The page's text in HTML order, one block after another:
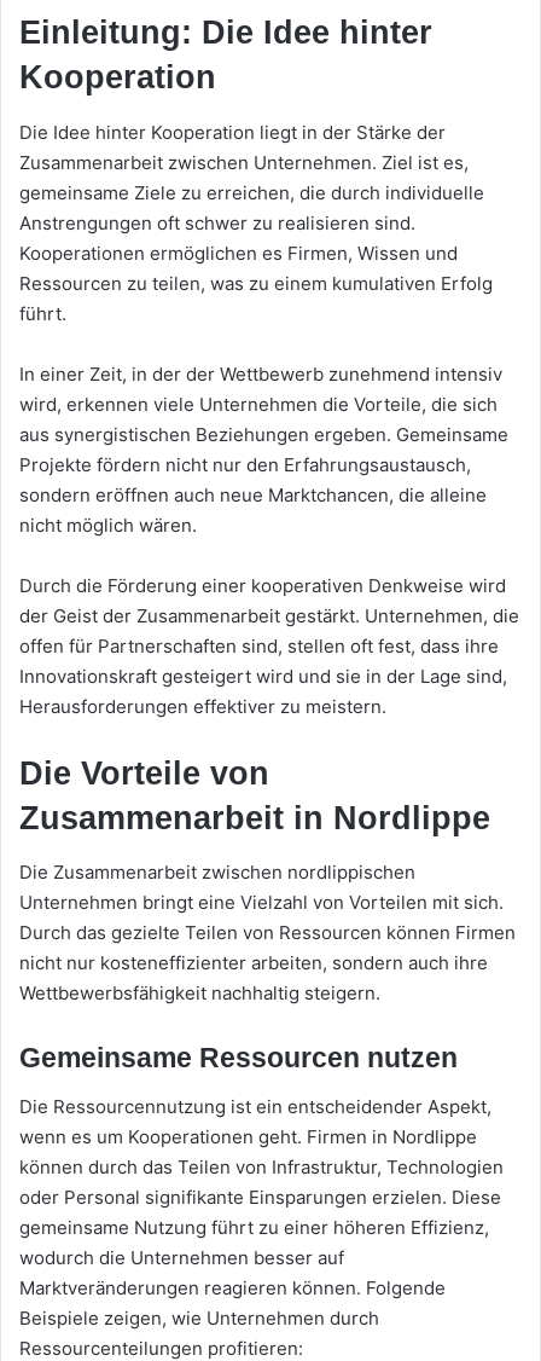
Einleitung: Die Idee hinter
Kooperation
Die Idee hinter Kooperation liegt in der Stärke der
Zusammenarbeit zwischen Unternehmen. Ziel ist es,
gemeinsame Ziele zu erreichen, die durch individuelle
Anstrengungen oft schwer zu realisieren sind.
Kooperationen ermöglichen es Firmen, Wissen und
Ressourcen zu teilen, was zu einem kumulativen Erfolg
führt.
In einer Zeit, in der der Wettbewerb zunehmend intensiv
wird, erkennen viele Unternehmen die Vorteile, die sich
aus synergistischen Beziehungen ergeben. Gemeinsame
Projekte fördern nicht nur den Erfahrungsaustausch,
sondern eröffnen auch neue Marktchancen, die alleine
nicht möglich wären.
Durch die Förderung einer kooperativen Denkweise wird
der Geist der Zusammenarbeit gestärkt. Unternehmen, die
offen für Partnerschaften sind, stellen oft fest, dass ihre
Innovationskraft gesteigert wird und sie in der Lage sind,
Herausforderungen effektiver zu meistern.
Die Vorteile von
Zusammenarbeit in Nordlippe
Die Zusammenarbeit zwischen nordlippischen
Unternehmen bringt eine Vielzahl von Vorteilen mit sich.
Durch das gezielte Teilen von Ressourcen können Firmen
nicht nur kosteneffizienter arbeiten, sondern auch ihre
Wettbewerbsfähigkeit nachhaltig steigern.
Gemeinsame Ressourcen nutzen
Die Ressourcennutzung ist ein entscheidender Aspekt,
wenn es um Kooperationen geht. Firmen in Nordlippe
können durch das Teilen von Infrastruktur, Technologien
oder Personal signifikante Einsparungen erzielen. Diese
gemeinsame Nutzung führt zu einer höheren Effizienz,
wodurch die Unternehmen besser auf
Marktveränderungen reagieren können. Folgende
Beispiele zeigen, wie Unternehmen durch
Ressourcenteilungen profitieren: